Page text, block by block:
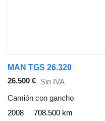
MAN TGS 26.320
26.500 € Sin IVA
Camión con gancho
2008
708.500 km